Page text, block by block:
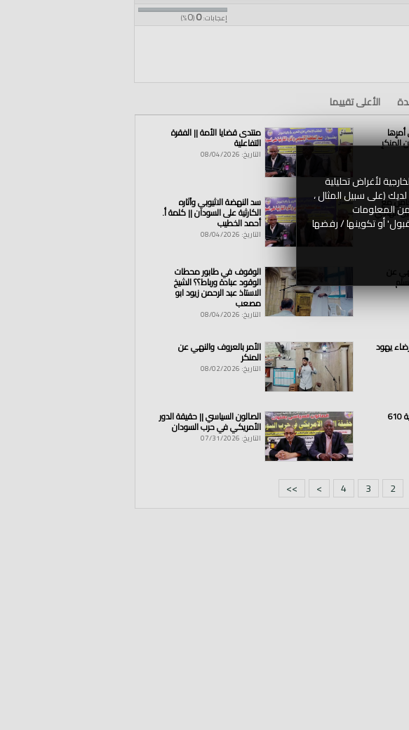
لأغراض تحليلية
(على سبيل المثال ،
المعلومات
أو تكوينها / رفضها
إعجابات:0
(
0
%)
الأعلى تقييما
المنكرِ
منتدى قضايا الأمة || الفقرة
التفاعلية
التاريخ: 08/04/2026
مع
الهادي
سد النهضة الاثيوبي وآثاره
الكارثية على السودان || كلمة أ.
أحمد الخطيب
التاريخ: 08/04/2026
عن الوقوف في طابور محطات
الوقود عبادة ورباط؟؟ الشيخ
الاستاذ عبد الرحمن زيود ابو
مصعب
التاريخ: 08/04/2026
يهود الأمر بالعروف والنهي عن
المنكر
التاريخ: 08/02/2026
الصالون السياسي || حقيقة الدور
الأمريكي في حرب السودان
التاريخ: 07/31/2026
2
3
4
>
>>